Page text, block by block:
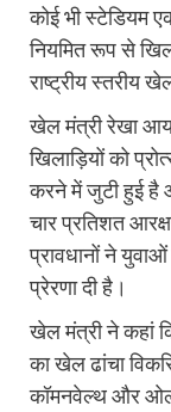
कोई भी स्टेडियम
नियमित रूप से
राष्ट्रीय स्तरीय
खेल मंत्री रेखा
खिलाड़ियों को
करने में जुटी हुई है
चार प्रतिशत
प्रावधानों ने
प्रेरणा दी है।
खेल मंत्री ने कहां
का खेल ढांचा
कॉमनवेल्थ और